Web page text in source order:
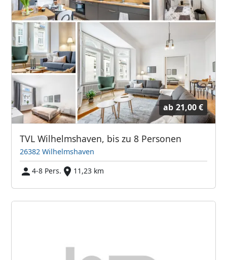
ab 21,00 €
TVL Wilhelmshaven, bis zu 8 Personen
26382 Wilhelmshaven
4-8 Pers.
11,23 km